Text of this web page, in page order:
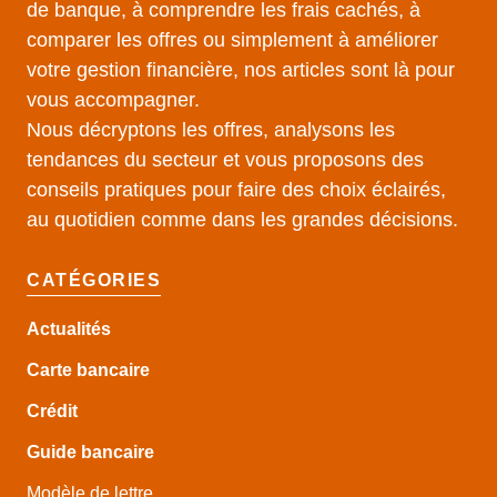
de banque, à comprendre les frais cachés, à
comparer les offres ou simplement à améliorer
votre gestion financière, nos articles sont là pour
vous accompagner.
Nous décryptons les offres, analysons les
tendances du secteur et vous proposons des
conseils pratiques pour faire des choix éclairés,
au quotidien comme dans les grandes décisions.
CATÉGORIES
Actualités
Carte bancaire
Crédit
Guide bancaire
Modèle de lettre